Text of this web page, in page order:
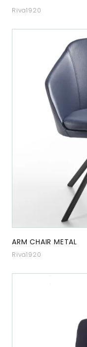
Riva1920
ARM CHAIR METAL
Riva1920